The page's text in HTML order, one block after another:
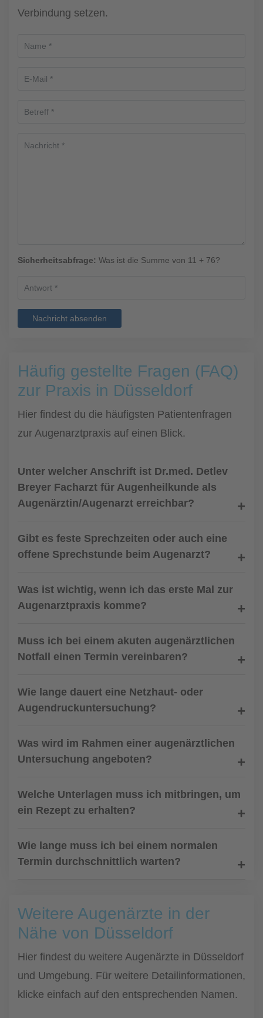
Verbindung setzen.
Sicherheitsabfrage: Was ist die Summe von 11 + 76?
Nachricht absenden
Häufig gestellte Fragen (FAQ)
zur Praxis in Düsseldorf
Hier findest du die häufigsten Patientenfragen
zur Augenarztpraxis auf einen Blick.
Unter welcher Anschrift ist Dr.med. Detlev
Breyer Facharzt für Augenheilkunde als
Augenärztin/Augenarzt erreichbar?
Gibt es feste Sprechzeiten oder auch eine
offene Sprechstunde beim Augenarzt?
Was ist wichtig, wenn ich das erste Mal zur
Augenarztpraxis komme?
Muss ich bei einem akuten augenärztlichen
Notfall einen Termin vereinbaren?
Wie lange dauert eine Netzhaut- oder
Augendruckuntersuchung?
Was wird im Rahmen einer augenärztlichen
Untersuchung angeboten?
Welche Unterlagen muss ich mitbringen, um
ein Rezept zu erhalten?
Wie lange muss ich bei einem normalen
Termin durchschnittlich warten?
Weitere Augenärzte in der
Nähe von Düsseldorf
Hier findest du weitere Augenärzte in Düsseldorf
und Umgebung. Für weitere Detailinformationen,
klicke einfach auf den entsprechenden Namen.